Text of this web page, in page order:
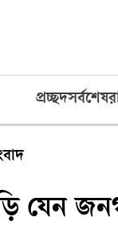
প্রচ্ছদসর্বশেষ
যেন